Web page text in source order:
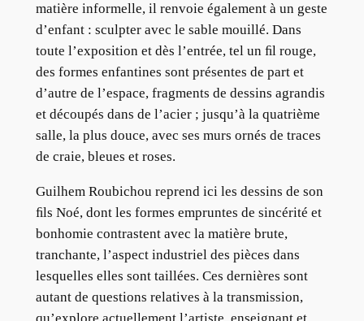
matière informelle, il renvoie également à un geste
d’enfant : sculpter avec le sable mouillé. Dans
toute l’exposition et dès l’entrée, tel un ﬁl rouge,
des formes enfantines sont présentes de part et
d’autre de l’espace, fragments de dessins agrandis
et découpés dans de l’acier ; jusqu’à la quatrième
salle, la plus douce, avec ses murs ornés de traces
de craie, bleues et roses.
Guilhem Roubichou reprend ici les dessins de son
ﬁls Noé, dont les formes empruntes de sincérité et
bonhomie contrastent avec la matière brute,
tranchante, l’aspect industriel des pièces dans
lesquelles elles sont taillées. Ces dernières sont
autant de questions relatives à la transmission,